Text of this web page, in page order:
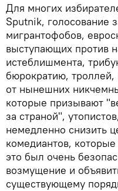
Для многих
Sputnik, голосование
мигрантофобов,
выступающих против
истеблишмента,
бюрократию,
от нынешних
которые призывают
за страной",
немедленно снизить
комедиантов,
это был очень
возмущение и
существующему